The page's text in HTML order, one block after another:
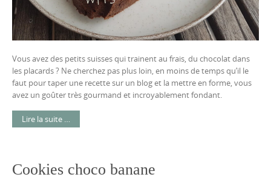
Vous avez des petits suisses qui trainent au frais, du chocolat dans
les placards ? Ne cherchez pas plus loin, en moins de temps qu’il le
faut pour taper une recette sur un blog et la mettre en forme, vous
avez un goûter très gourmand et incroyablement fondant.
Lire la suite …
Cookies choco banane